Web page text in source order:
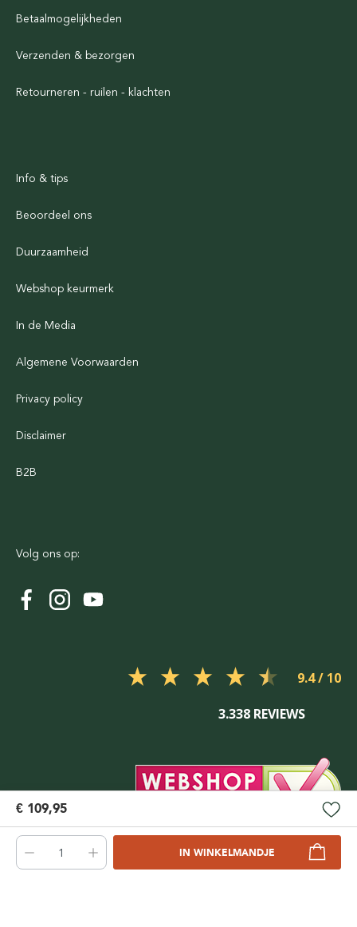
€ 109,95
IN WINKELMANDJE
Betaalmogelijkheden
Verzenden & bezorgen
Retourneren - ruilen - klachten
Info & tips
Beoordeel ons
Duurzaamheid
Webshop keurmerk
In de Media
Algemene Voorwaarden
Privacy policy
Disclaimer
B2B
Volg ons op:
9.4
3.338 REVIEWS